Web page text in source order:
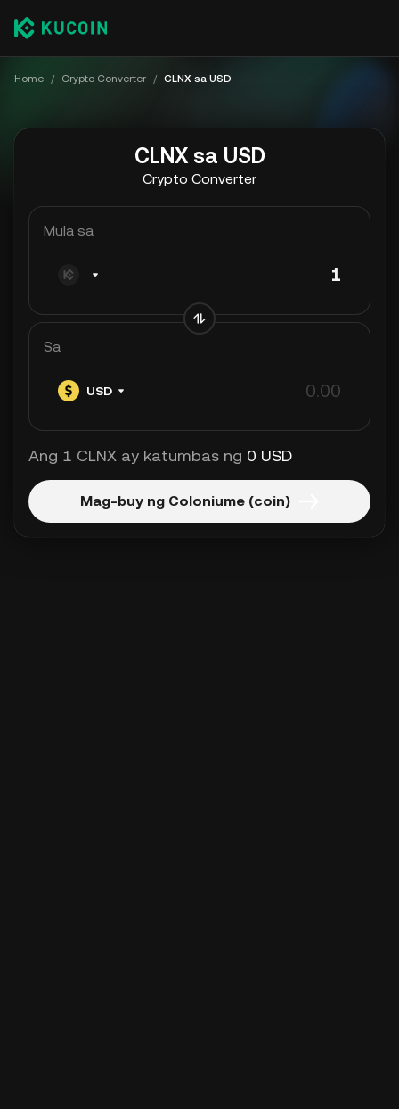
Home / Crypto Converter / CLNX sa USD
CLNX sa USD
Crypto Converter
Mula sa
Sa
USD
Ang 1 CLNX ay katumbas ng 0 USD
Mag-buy ng Coloniume (coin)